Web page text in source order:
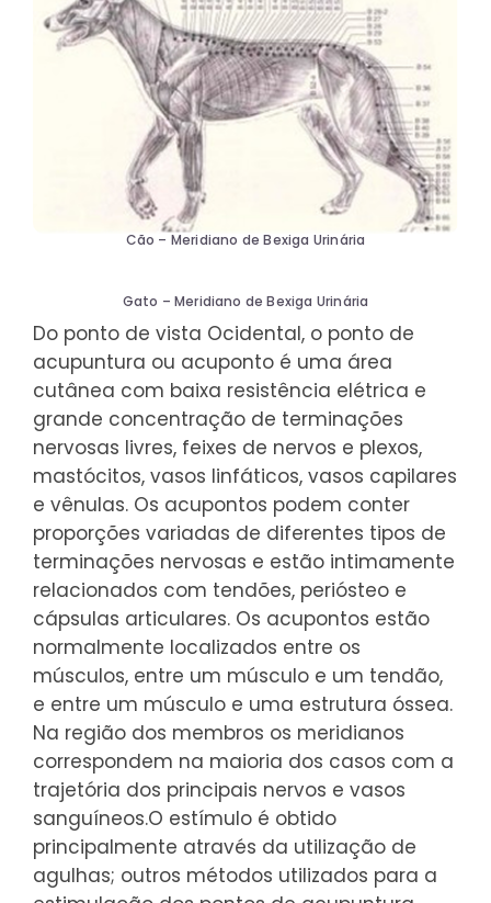
Cão – Meridiano de Bexiga Urinária
Gato – Meridiano de Bexiga Urinária
Do ponto de vista Ocidental, o ponto de
acupuntura ou acuponto é uma área
cutânea com baixa resistência elétrica e
grande concentração de terminações
nervosas livres, feixes de nervos e plexos,
mastócitos, vasos linfáticos, vasos capilares
e vênulas. Os acupontos podem conter
proporções variadas de diferentes tipos de
terminações nervosas e estão intimamente
relacionados com tendões, periósteo e
cápsulas articulares. Os acupontos estão
normalmente localizados entre os
músculos, entre um músculo e um tendão,
e entre um músculo e uma estrutura óssea.
Na região dos membros os meridianos
correspondem na maioria dos casos com a
trajetória dos principais nervos e vasos
sanguíneos.O estímulo é obtido
principalmente através da utilização de
agulhas; outros métodos utilizados para a